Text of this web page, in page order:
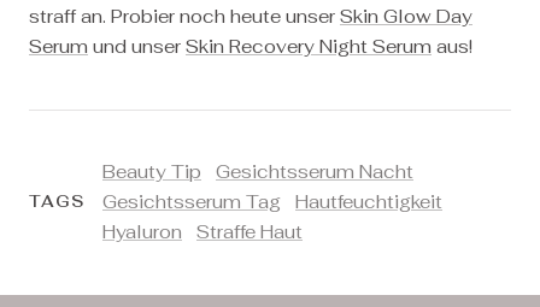
TAGS
Beauty Tip
Gesichtsserum Nacht
Gesichtsserum Tag
Hautfeuchtigkeit
Hyaluron
Straffe Haut
straff an. Probier noch heute unser Skin Glow Day
Serum und unser Skin Recovery Night Serum aus!